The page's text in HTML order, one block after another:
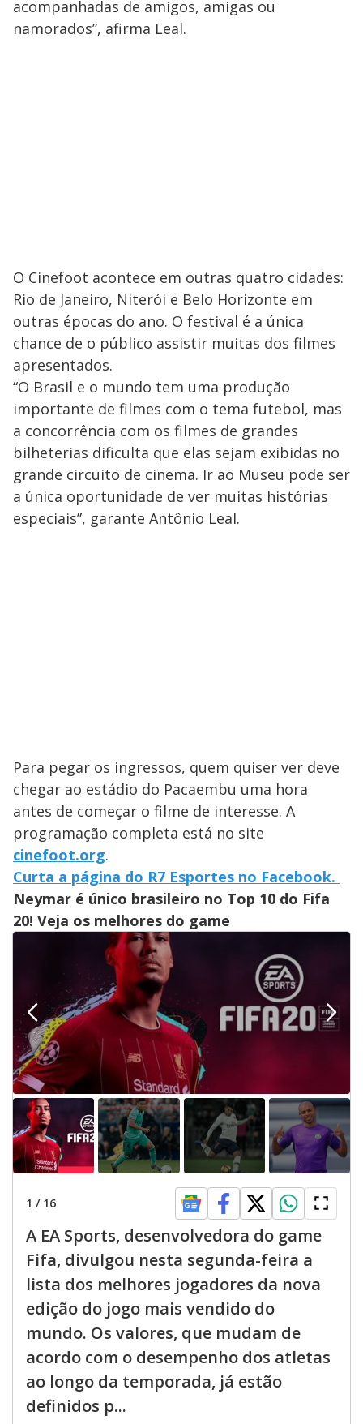
acompanhadas de amigos, amigas ou
namorados”, afirma Leal.
O Cinefoot acontece em outras quatro cidades:
Rio de Janeiro, Niterói e Belo Horizonte em
outras épocas do ano. O festival é a única
chance de o público assistir muitas dos filmes
apresentados.
“O Brasil e o mundo tem uma produção
importante de filmes com o tema futebol, mas
a concorrência com os filmes de grandes
bilheterias dificulta que elas sejam exibidas no
grande circuito de cinema. Ir ao Museu pode ser
a única oportunidade de ver muitas histórias
especiais”, garante Antônio Leal.
Para pegar os ingressos, quem quiser ver deve
chegar ao estádio do Pacaembu uma hora
antes de começar o filme de interesse. A
programação completa está no site
cinefoot.org.
Curta a página do R7 Esportes no Facebook.
Neymar é único brasileiro no Top 10 do Fifa
20! Veja os melhores do game
1 / 16
A EA Sports, desenvolvedora do game
Fifa, divulgou nesta segunda-feira a
lista dos melhores jogadores da nova
edição do jogo mais vendido do
mundo. Os valores, que mudam de
acordo com o desempenho dos atletas
ao longo da temporada, já estão
definidos p...